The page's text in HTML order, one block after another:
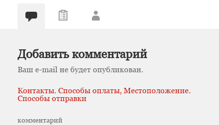
Добавить комментарий
Ваш e-mail не будет опубликован.
Контакты. Способы оплаты, Местоположение.
Способы отправки
комментарий